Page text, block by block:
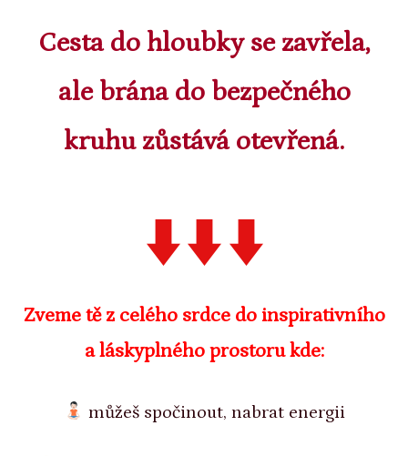
Cesta do hloubky se zavřela,
ale brána do bezpečného
kruhu zůstává otevřená.
Zveme tě z celého srdce do inspirativního
a láskyplného prostoru kde:
můžeš spočinout, nabrat energii